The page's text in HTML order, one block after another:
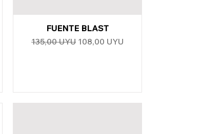
Vista rápida
FUENTE BLAST
Precio
135,00 UYU Precio de oferta
108,00 UYU